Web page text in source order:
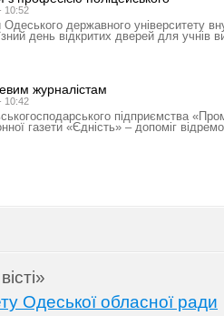
10:52
Одеського державного університету
день відкритих дверей для учнів
журналістам
10:42
підприємства
газети «Єдність» – допоміг
Одеської обласної ради